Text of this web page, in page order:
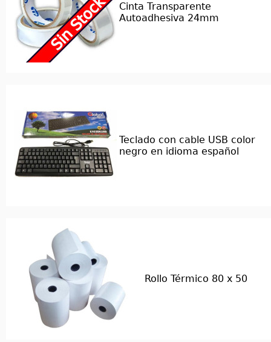
Cinta Transparente
Autoadhesiva 24mm
Teclado con cable USB color
negro en idioma español
Rollo Térmico 80 x 50